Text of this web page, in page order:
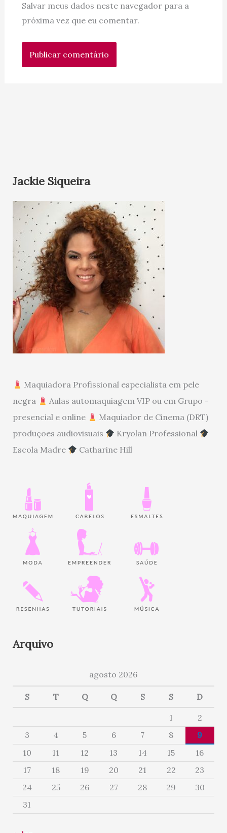
Salvar meus dados neste navegador para a
próxima vez que eu comentar.
Jackie Siqueira
Maquiadora Profissional especialista em pele
negra
Aulas automaquiagem VIP ou em Grupo -
presencial e online
Maquiador de Cinema (DRT)
produções audiovisuais
Kryolan Professional
Escola Madre
Catharine Hill
Arquivo
agosto 2026
S T Q Q S S D
1
2
3
4 5 6 7 8
9
10
11 12 13 14 15
16
17
18 19 20 21 22
23
24
25 26 27 28 29
30
31